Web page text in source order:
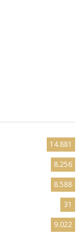
14.881
8.256
8.588
31
9.022